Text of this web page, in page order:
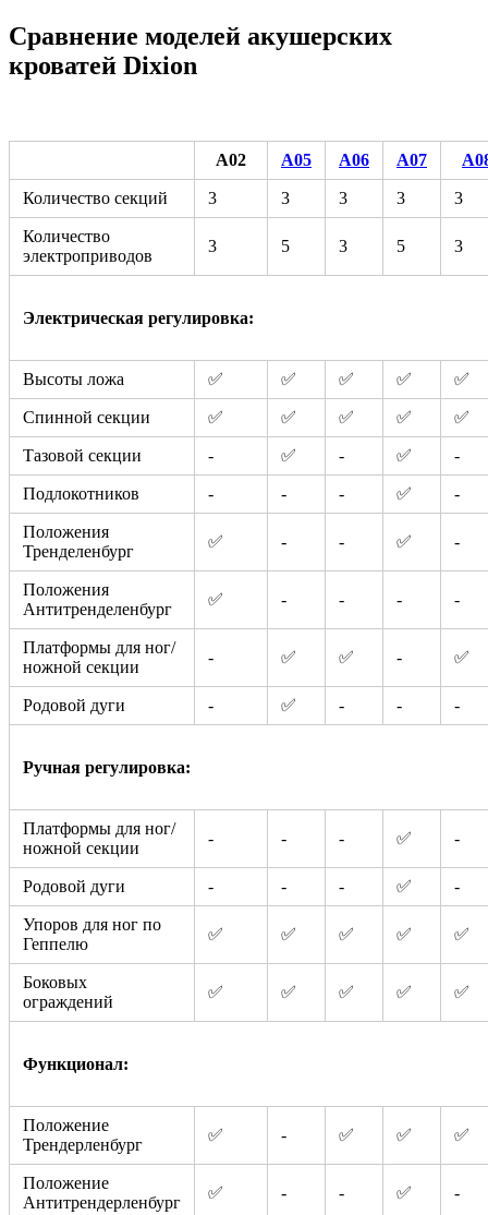
Сравнение моделей акушерских
кроватей Dixion
А02 А05 А06 А07
Количество секций 3 3 3 3 3
Количество
электроприводов
3 5 3 5 3
Электрическая регулировка:
Высоты ложа ✅ ✅ ✅ ✅ ✅
Спинной секции ✅ ✅ ✅ ✅ ✅
Тазовой секции - ✅ - ✅ -
Подлокотников - - - ✅ -
Положения
Тренделенбург
✅ - - ✅ -
Положения
Антитренделенбург
✅ - - - -
Платформы для ног/
ножной секции
- ✅ ✅ - ✅
Родовой дуги - ✅ - - -
Ручная регулировка:
Платформы для ног/
ножной секции
- - - ✅ -
Родовой дуги - - - ✅ -
Упоров для ног по
Геппелю
✅ ✅ ✅ ✅ ✅
Боковых
ограждений
✅ ✅ ✅ ✅ ✅
Функционал:
Положение
Трендерленбург
✅ - ✅ ✅ ✅
Положение
Антитрендерленбург
✅ - - ✅ -